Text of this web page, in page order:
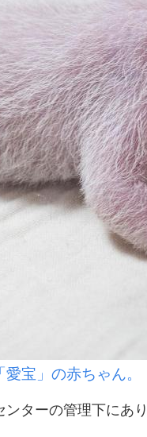
宝」の赤ちゃん。
ターの管理下にあ